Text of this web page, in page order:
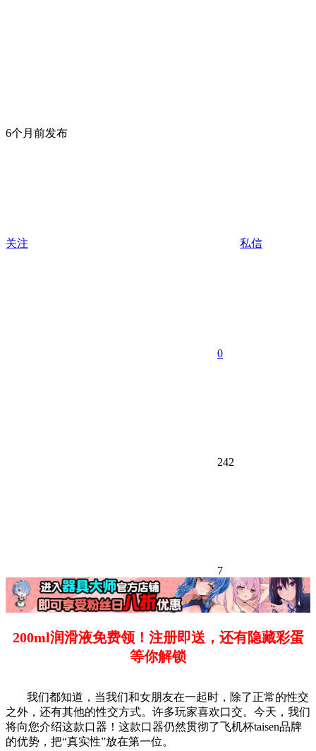
6个月前发布
关注 私信
0
242
7
200ml润滑液免费领！注册即送，还有隐藏彩蛋
等你解锁
我们都知道，当我们和女朋友在一起时，除了正常的性交
之外，还有其他的性交方式。许多玩家喜欢口交。今天，我们
将向您介绍这款口器！这款口器仍然贯彻了飞机杯taisen品牌
的优势，把“真实性”放在第一位。